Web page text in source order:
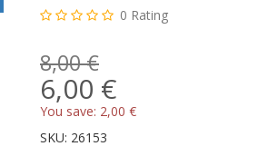
0 Rating
8,00 €
6,00 €
You save: 2,00 €
SKU: 26153